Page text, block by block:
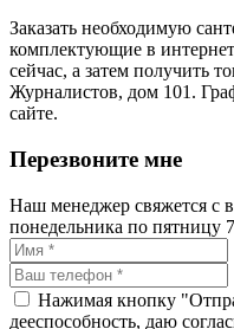
Заказать необходимую
комплектующие в
сейчас, а затем получить
Журналистов, дом 101.
сайте.
Перезвоните мне
Наш менеджер свяжется с
понедельника по пятницу
Нажимая кнопку
дееспособность, даю